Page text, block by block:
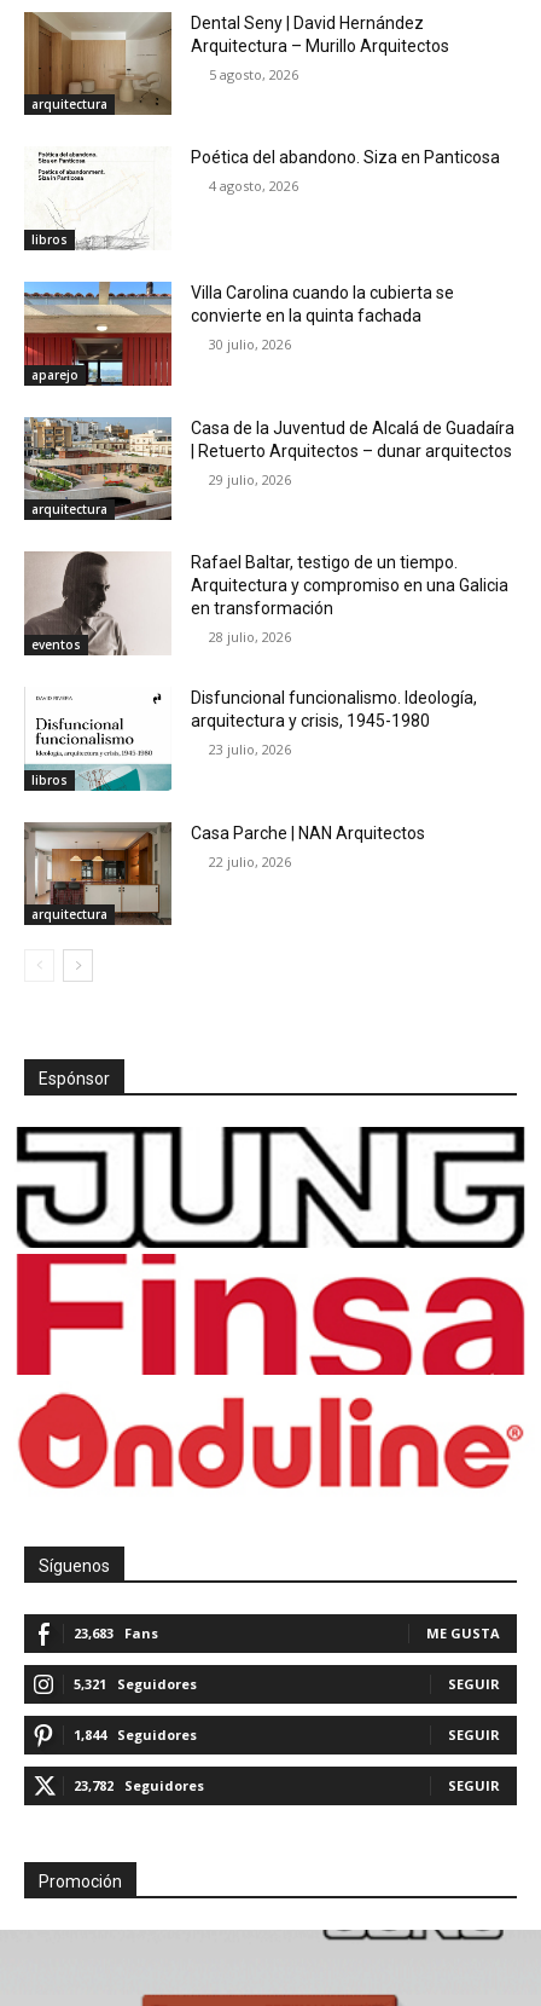
arquitectura
Dental Seny | David Hernández
Arquitectura – Murillo Arquitectos
5 agosto, 2026
libros
Poética del abandono. Siza en Panticosa
4 agosto, 2026
aparejo
Villa Carolina cuando la cubierta se
convierte en la quinta fachada
30 julio, 2026
arquitectura
Casa de la Juventud de Alcalá de Guadaíra
| Retuerto Arquitectos – dunar arquitectos
29 julio, 2026
eventos
Rafael Baltar, testigo de un tiempo.
Arquitectura y compromiso en una Galicia
en transformación
28 julio, 2026
libros
Disfuncional funcionalismo. Ideología,
arquitectura y crisis, 1945-1980
23 julio, 2026
arquitectura
Casa Parche | NAN Arquitectos
22 julio, 2026
Espónsor
Síguenos
23,683 Fans ME GUSTA
5,321 Seguidores SEGUIR
1,844 Seguidores SEGUIR
23,782 Seguidores SEGUIR
Promoción